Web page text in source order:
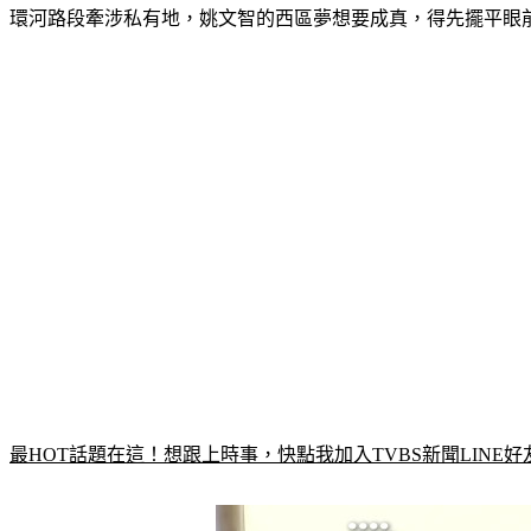
環河路段牽涉私有地，姚文智的西區夢想要成真，得先擺平眼
最HOT話題在這！想跟上時事，快點我加入TVBS新聞LINE好